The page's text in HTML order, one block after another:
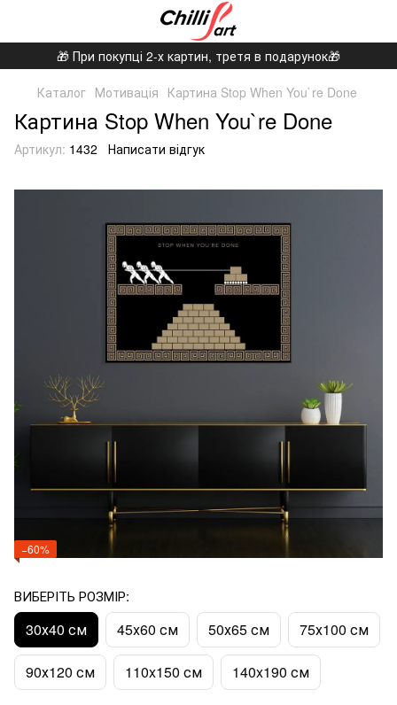
🎁 При покупці 2-х картин, третя в подарунок🎁
Каталог Мотивація Картина Stop When You`re Done
Картина Stop When You`re Done
Артикул: 1432 Написати відгук
−60%
ВИБЕРІТЬ РОЗМІР:
30х40 см 45х60 см 50х65 см 75х100 см
90х120 см 110x150 см 140x190 см